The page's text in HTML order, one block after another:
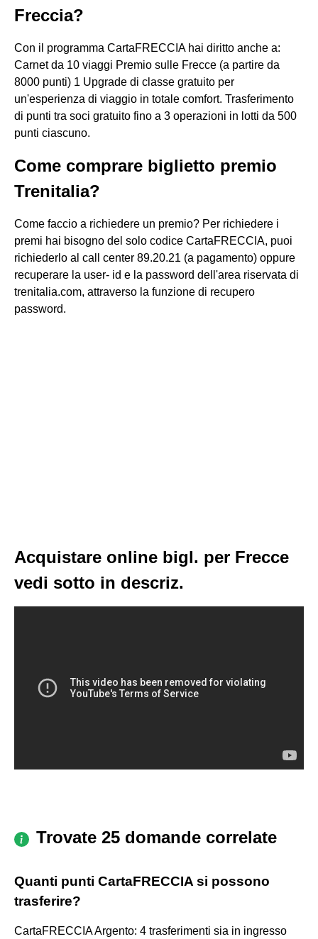
Freccia?
Con il programma CartaFRECCIA hai diritto anche a:
Carnet da 10 viaggi Premio sulle Frecce (a partire da
8000 punti) 1 Upgrade di classe gratuito per
un'esperienza di viaggio in totale comfort. Trasferimento
di punti tra soci gratuito fino a 3 operazioni in lotti da 500
punti ciascuno.
Come comprare biglietto premio
Trenitalia?
Come faccio a richiedere un premio? Per richiedere i
premi hai bisogno del solo codice CartaFRECCIA, puoi
richiederlo al call center 89.20.21 (a pagamento) oppure
recuperare la user- id e la password dell'area riservata di
trenitalia.com, attraverso la funzione di recupero
password.
Acquistare online bigl. per Frecce
vedi sotto in descriz.
Trovate 25 domande correlate
Quanti punti CartaFRECCIA si possono
trasferire?
CartaFRECCIA Argento: 4 trasferimenti sia in ingresso